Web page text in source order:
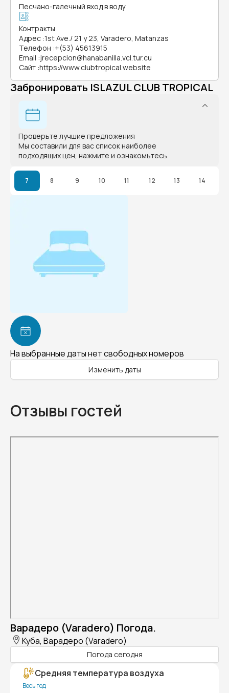
Песчано-галечный вход в воду
Контракты
Адрес :1st Ave./ 21 y 23, Varadero, Matanzas
Телефон :+(53) 45613915
Email :jrecepcion@hanabanilla.vcl.tur.cu
Сайт :https://www.clubtropical.website
Забронировать ISLAZUL CLUB TROPICAL
Проверьте лучшие предложения
Мы составили для вас список наиболее
подходящих цен, нажмите и ознакомьтесь.
7 8 9 10 11 12 13 14
На выбранные даты нет свободных номеров
Изменить даты
Отзывы гостей
Варадеро (Varadero) Погода.
Куба, Варадеро (Varadero)
Погода сегодня
Средняя температура воздуха
Весь год